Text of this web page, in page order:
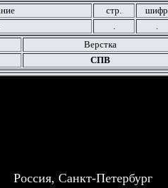
стр.
шифр
.
.
Верстка
СПВ
Россия, Санкт-Петербург